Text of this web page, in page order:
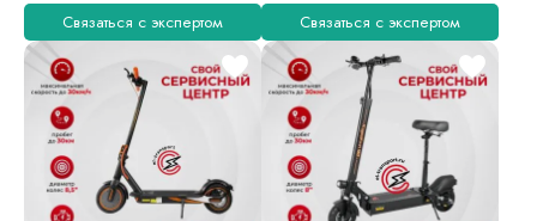
Связаться с экспертом Связаться с экспертом